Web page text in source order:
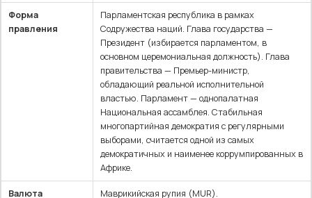
Форма
правления
Парламентская республика в рамках
Содружества наций. Глава государства —
Президент (избирается парламентом, в
основном церемониальная должность). Глава
правительства — Премьер-министр,
обладающий реальной исполнительной
властью. Парламент — однопалатная
Национальная ассамблея. Стабильная
многопартийная демократия с регулярными
выборами, считается одной из самых
демократичных и наименее коррумпированных в
Африке.
Валюта Маврикийская рупия (MUR).